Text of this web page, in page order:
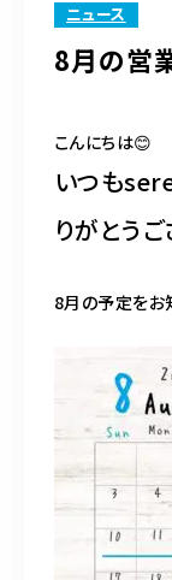
ニュース
8月の営
こんにちは😊
いつも
りがとう
8月の予定をお